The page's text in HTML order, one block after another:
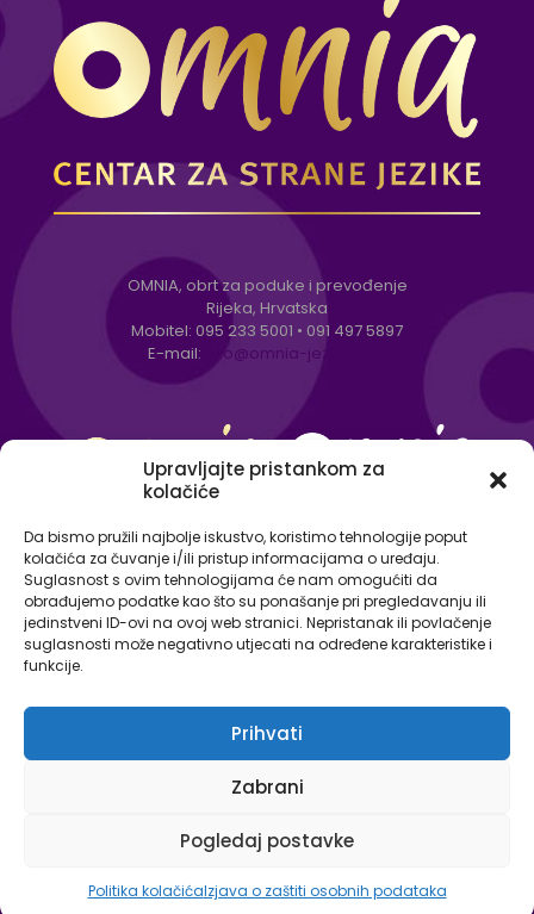
Upravljajte pristankom za
kolačiće
Da bismo pružili najbolje iskustvo, koristimo tehnologije poput
kolačića za čuvanje i/ili pristup informacijama o uređaju.
Suglasnost s ovim tehnologijama će nam omogućiti da
obrađujemo podatke kao što su ponašanje pri pregledavanju ili
jedinstveni ID-ovi na ovoj web stranici. Nepristanak ili povlačenje
suglasnosti može negativno utjecati na određene karakteristike i
funkcije.
Prihvati
Zabrani
Pogledaj postavke
Politika kolačićaIzjava o zaštiti osobnih podataka
OMNIA, obrt za poduke i prevođenje
Rijeka, Hrvatska
Mobitel: 095 233 5001 • 091 497 5897
E-mail:
info@omnia-jezici.com
© Omnia - centar za strane jezike 2026. Sva prava